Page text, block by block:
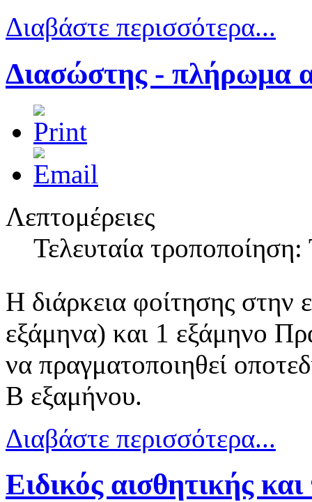
Διαβάστε περισσότερα...
Διασώστης - πλήρωμα
Λεπτομέρειες
Τελευταία
Η διάρκεια φοίτησης στην
εξάμηνα) και 1 εξάμηνο
να πραγματοποιηθεί
Β εξαμήνου.
Διαβάστε περισσότερα...
Ειδικός αισθητικής